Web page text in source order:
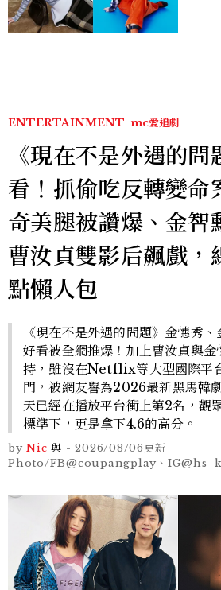
ENTERTAINMENT mc愛追劇
《現在不是外遇的
看！抓偷吃反轉變命
奇美腿被讚爆、金智
曹汝貞雙影后飆戲，
點懶人包
《現在不是外遇的問題》金憓秀
好看被全網推爆！加上曹汝貞與
持，雖沒在Netflix等大型國際平
門，被網友譽為2026最新黑馬韓
天已經在播放平台衝上第2名，觀
標準下，更是拿下4.6的高分。
by Nic 與 -2026/08/06更新
Photo/FB@coupangplay、